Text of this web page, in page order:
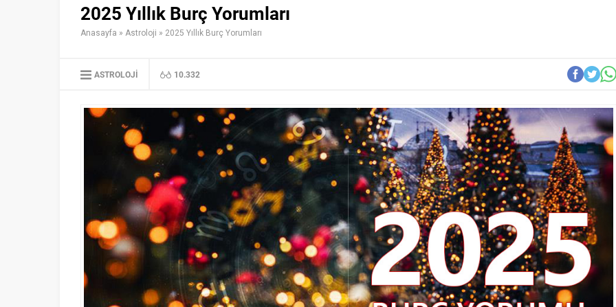
2025 Yıllık Burç Yorumları
Anasayfa » Astroloji » 2025 Yıllık Burç Yorumları
ASTROLOJI 10.332